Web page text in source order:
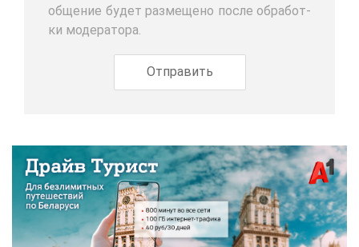
об­ще­ние бу­дет раз­ме­ще­но по­сле об­ра­бот­
ки мо­де­ра­то­ра.